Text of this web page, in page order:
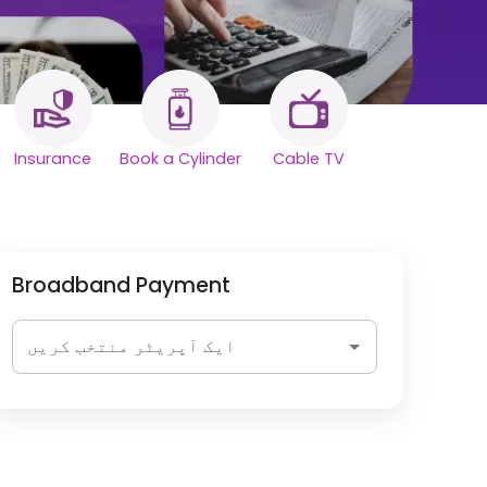
Insurance Book a Cylinder Cable TV
Broadband Payment
ایک آپریٹر منتخب کریں